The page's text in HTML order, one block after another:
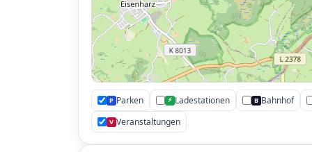
P Parken ⚡ Ladestationen B Bahnhof
V Veranstaltungen